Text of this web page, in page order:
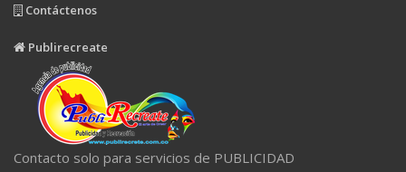
Contáctenos
Publirecreate
Contacto solo para servicios de PUBLICIDAD